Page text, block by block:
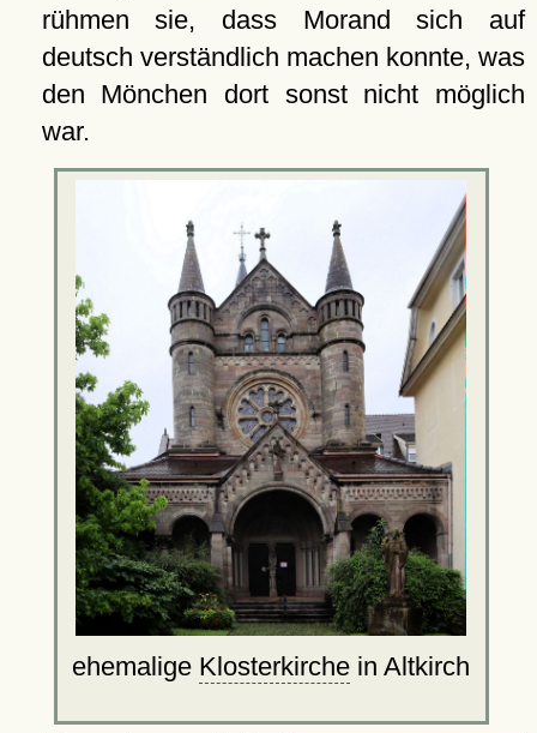
rühmen sie, dass Morand sich auf
deutsch verständlich machen konnte, was
den Mönchen dort sonst nicht möglich
war.
ehemalige Klosterkirche in Altkirch